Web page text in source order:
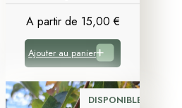
A partir de 15,00€
Ajouter au panier
DISPONIBLE